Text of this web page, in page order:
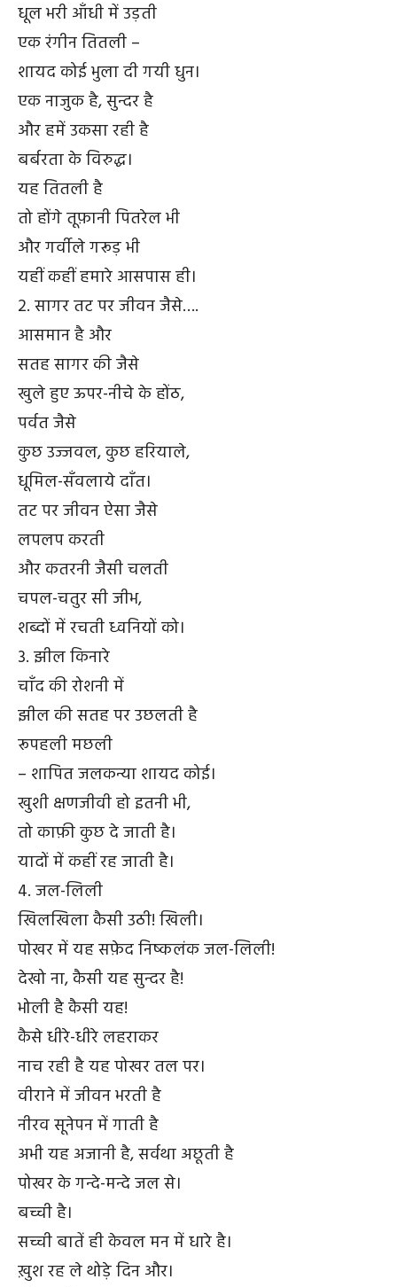
धूल भरी आँधी में उड़ती
एक रंगीन तितली –
शायद कोई भुला दी गयी धुन।
एक नाजुक है, सुन्दर है
और हमें उकसा रही है
बर्बरता के विरुद्ध।
यह तितली है
तो होंगे तूफ़ानी पितरेल भी
और गर्वीले गरूड़ भी
यहीं कहीं हमारे आसपास ही।
2. सागर तट पर जीवन जैसे….
आसमान है और
सतह सागर की जैसे
खुले हुए ऊपर-नीचे के होंठ,
पर्वत जैसे
कुछ उज्जवल, कुछ हरियाले,
धूमिल-सँवलाये दाँत।
तट पर जीवन ऐसा जैसे
लपलप करती
और कतरनी जैसी चलती
चपल-चतुर सी जीभ,
शब्दों में रचती ध्वनियों को।
3. झील किनारे
चाँद की रोशनी में
झील की सतह पर उछलती है
रूपहली मछली
– शापित जलकन्या शायद कोई।
खुशी क्षणजीवी हो इतनी भी,
तो काफ़ी कुछ दे जाती है।
यादों में कहीं रह जाती है।
4. जल-लिली
खिलखिला कैसी उठी! खिली।
पोखर में यह सफ़ेद निष्कलंक जल-लिली!
देखो ना, कैसी यह सुन्दर है!
भोली है कैसी यह!
कैसे धीरे-धीरे लहराकर
नाच रही है यह पोखर तल पर।
वीराने में जीवन भरती है
नीरव सूनेपन में गाती है
अभी यह अजानी है, सर्वथा अछूती है
पोखर के गन्दे-मन्दे जल से।
बच्ची है।
सच्ची बातें ही केवल मन में धारे है।
ख़ुश रह ले थोड़े दिन और।